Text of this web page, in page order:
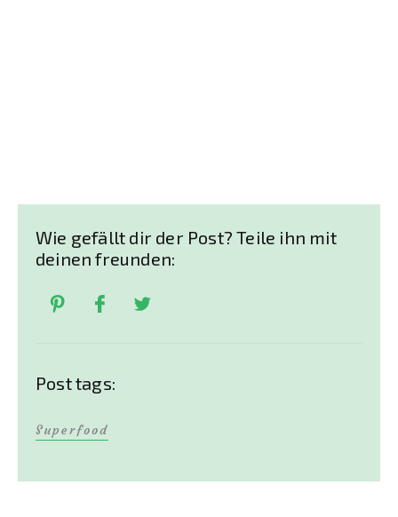
Wie gefällt dir der Post? Teile ihn mit
deinen freunden:
Post tags:
Superfood